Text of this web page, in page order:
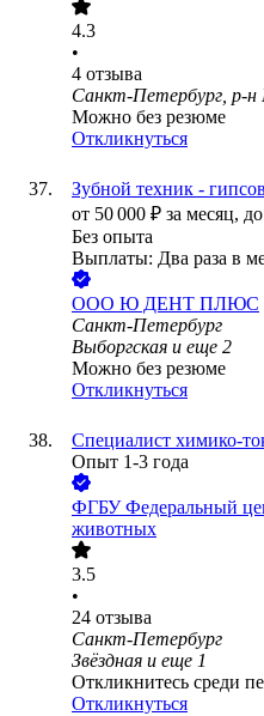
4.3
•
4 отзыва
Санкт-Петербург, р-н
Можно без резюме
Откликнуться
Зубной техник -
от 50 000 ₽ за месяц,
Без опыта
Выплаты: Два раза в
ООО Ю ДЕНТ ПЛЮС
Санкт-Петербург
Выборгская и еще 2
Можно без резюме
Откликнуться
Специалист химико-
Опыт 1-3 года
ФГБУ Федеральный
животных
3.5
•
24 отзыва
Санкт-Петербург
Звёздная и еще 1
Откликнитесь среди
Откликнуться